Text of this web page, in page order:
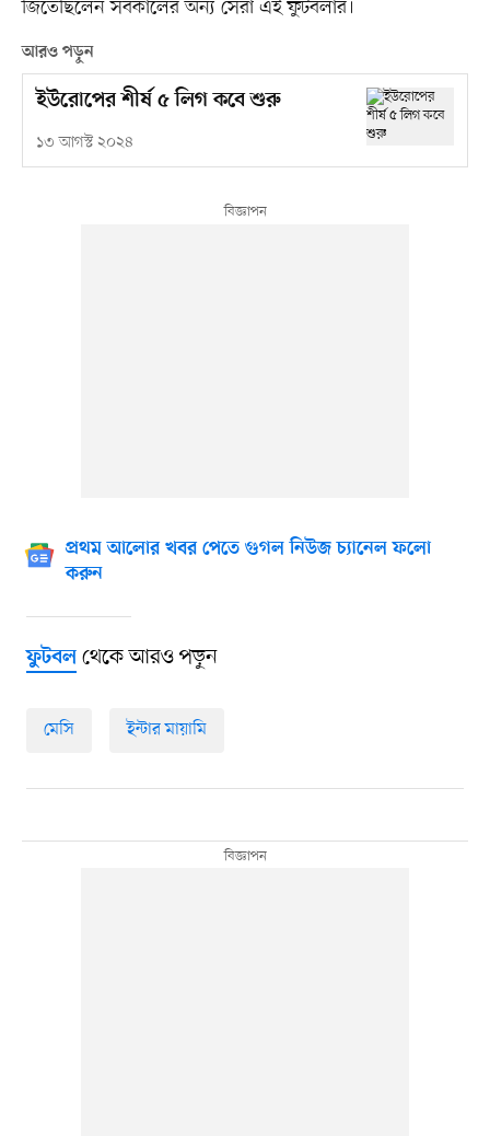
জিতেছিলেন সর্বকালের অন্য সেরা এই ফুটবলার।
আরও পড়ুন
ইউরোপের শীর্ষ ৫ লিগ কবে শুরু
১৩ আগস্ট ২০২৪
প্রথম আলোর খবর পেতে গুগল নিউজ চ্যানেল ফলো
করুন
ফুটবলথেকে আরও পড়ুন
মেসি ইন্টার মায়ামি